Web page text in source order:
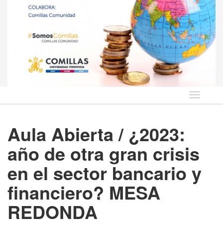
Idioma
Aula Abierta / ¿2023:
año de otra gran crisis
en el sector bancario y
financiero? MESA
REDONDA